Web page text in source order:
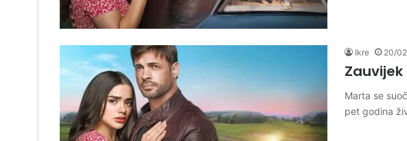
Ikre 20/
Marta se
pet godina